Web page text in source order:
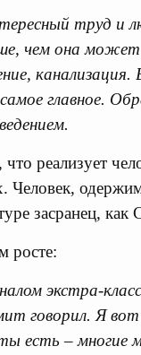
труд и
чем она
главное.
реализует
Человек,
засранец,
росте:
экстра-
говорил. Я
есть – многие